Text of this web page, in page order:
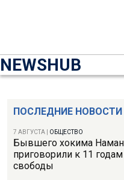
NEWSHUB
ПОСЛЕДНИЕ НОВОСТИ
7 АВГУСТА ОБЩЕСТВО
Бывшего хокима
приговорили к 11
свободы